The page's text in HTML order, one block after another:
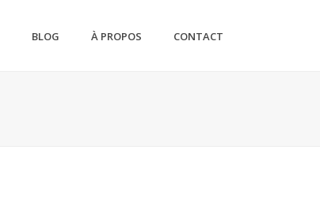
BLOG À PROPOS CONTACT